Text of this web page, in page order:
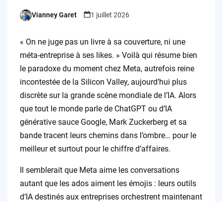
Posted
Vianney Garet 1 juillet 2026
« On ne juge pas un livre à sa couverture, ni une
méta-entreprise à ses likes. » Voilà qui résume bien
le paradoxe du moment chez Meta, autrefois reine
incontestée de la Silicon Valley, aujourd’hui plus
discrète sur la grande scène mondiale de l’IA. Alors
que tout le monde parle de ChatGPT ou d’IA
générative sauce Google, Mark Zuckerberg et sa
bande tracent leurs chemins dans l’ombre… pour le
meilleur et surtout pour le chiffre d’affaires.
Il semblerait que Meta aime les conversations
autant que les ados aiment les émojis : leurs outils
d’IA destinés aux entreprises orchestrent maintenant